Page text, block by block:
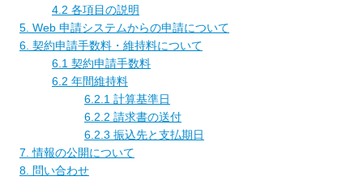
4.2 各項目の説明
5. Web 申請システムからの申請について
6. 契約申請手数料・維持料について
6.1 契約申請手数料
6.2 年間維持料
6.2.1 計算基準日
6.2.2 請求書の送付
6.2.3 振込先と支払期日
7. 情報の公開について
8. 問い合わせ